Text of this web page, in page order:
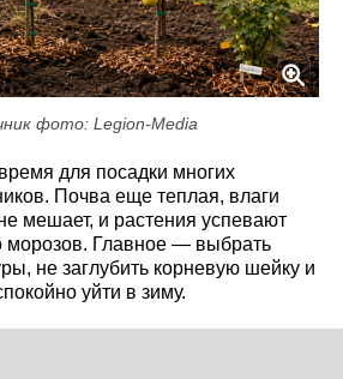
фото: Legion-Media
для посадки многих
Почва еще теплая, влаги
мешает, и растения успевают
морозов. Главное — выбрать
не заглубить корневую шейку и
уйти в зиму.